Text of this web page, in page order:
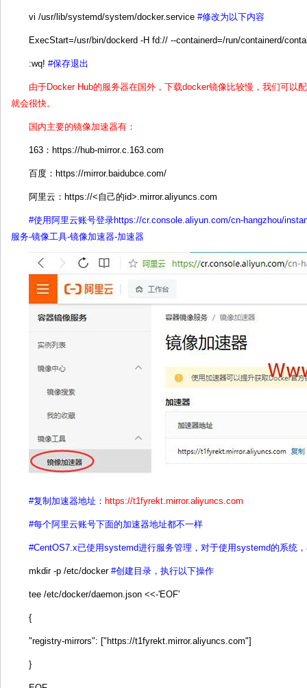
vi /usr/lib/systemd/system/docker.service #修改为以下内容
ExecStart=/usr/bin/dockerd -H fd:// --containerd=/run/containerd/
:wq! #保存退出
由于Docker Hub的服务器在国外，下载docker镜像比较慢，我们可以
就会很快。
国内主要的镜像加速器有：
163：https://hub-mirror.c.163.com
百度：https://mirror.baidubce.com/
阿里云：https://<自己的id>.mirror.aliyuncs.com
#使用阿里云账号登录https://cr.console.aliyun.com/cn-hangzhou/
服务-镜像工具-镜像加速器-加速器
#复制加速器地址： https://t1fyrekt.mirror.aliyuncs.com
#每个阿里云账号下面的加速器地址都不一样
#CentOS7.x已使用systemd进行服务管理，对于使用systemd的系统
mkdir -p /etc/docker #创建目录，执行以下操作
tee /etc/docker/daemon.json <<-'EOF'
{
"registry-mirrors": ["https://t1fyrekt.mirror.aliyuncs.com"]
}